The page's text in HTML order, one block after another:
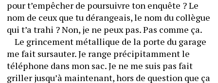
pour t’empêcher de poursuivre ton enquête ? Le
nom de ceux que tu dérangeais, le nom du collègue
qui t’a trahi ? Non, je ne peux pas. Pas comme ça.
	Le grincement métallique de la porte du garage
me fait sursauter. Je range précipitamment le
téléphone dans mon sac. Je ne me suis pas fait
griller jusqu’à maintenant, hors de question que ça